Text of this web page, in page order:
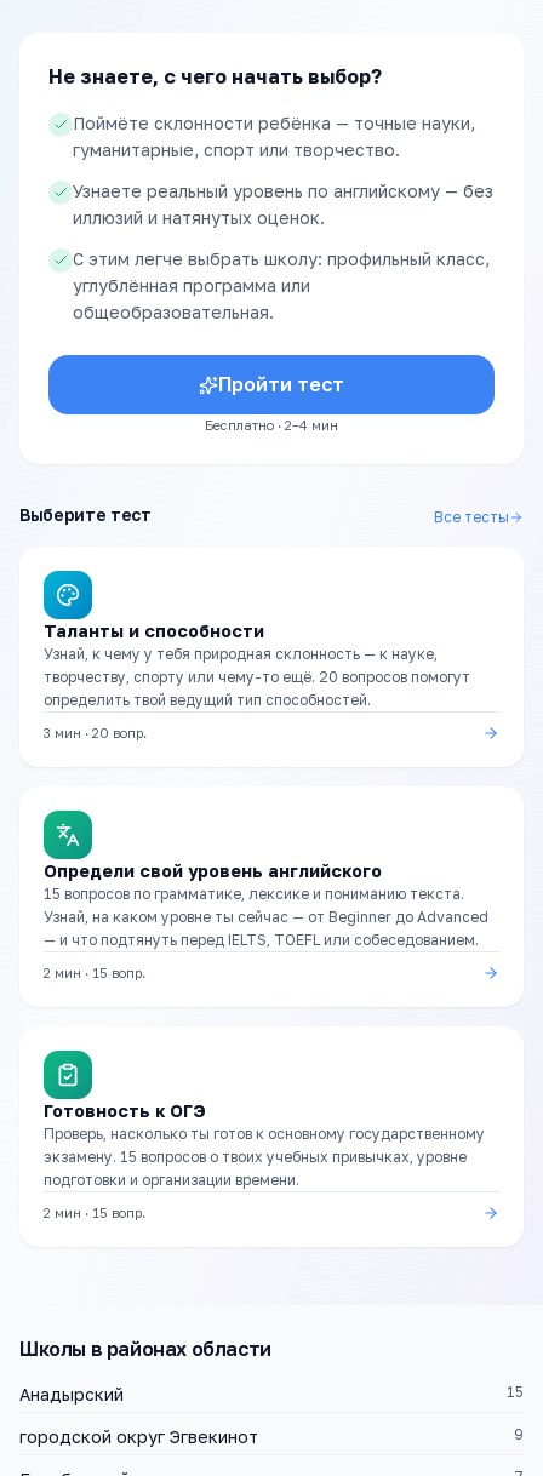
Не знаете, с чего начать выбор?
Поймёте склонности ребёнка — точные науки,
гуманитарные, спорт или творчество.
Узнаете реальный уровень по английскому — без
иллюзий и натянутых оценок.
С этим легче выбрать школу: профильный класс,
углублённая программа или
общеобразовательная.
Пройти тест
Бесплатно · 2–4 мин
Выберите тест Все тесты
Таланты и способности
Узнай, к чему у тебя природная склонность — к науке,
творчеству, спорту или чему-то ещё. 20 вопросов помогут
определить твой ведущий тип способностей.
3 мин · 20 вопр.
Определи свой уровень английского
15 вопросов по грамматике, лексике и пониманию текста.
Узнай, на каком уровне ты сейчас — от Beginner до Advanced
— и что подтянуть перед IELTS, TOEFL или собеседованием.
2 мин · 15 вопр.
Готовность к ОГЭ
Проверь, насколько ты готов к основному государственному
экзамену. 15 вопросов о твоих учебных привычках, уровне
подготовки и организации времени.
2 мин · 15 вопр.
Школы в районах области
Анадырский 15
городской округ Эгвекинот 9